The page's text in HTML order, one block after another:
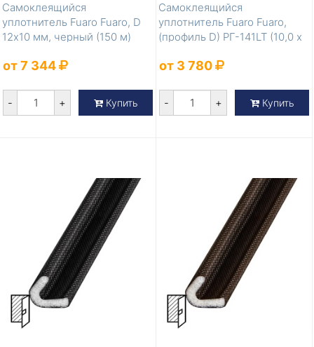
Самоклеящийся
уплотнитель Fuaro Fuaro, D
12х10 мм, черный (150 м)
от 7 344
- + Купить
Самоклеящийся
уплотнитель Fuaro Fuaro,
(профиль D) РГ-141LT (10,0 х
от 3 780
- + Купить